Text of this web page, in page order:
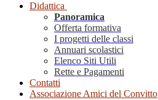
Didattica
Panoramica
Offerta formativa
I progetti delle classi
Annuari scolastici
Elenco Siti Utili
Rette e Pagamenti
Contatti
Associazione Amici del Convitto